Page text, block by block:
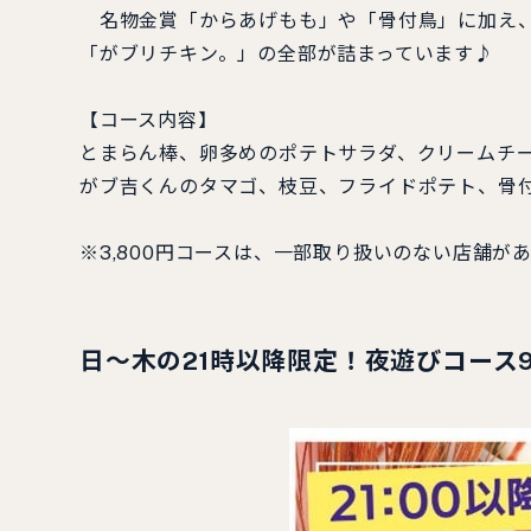
名物金賞「からあげもも」や「骨付鳥」に加え
「がブリチキン。」の全部が詰まっています♪
【コース内容】
とまらん棒、卵多めのポテトサラダ、クリーム
がブ吉くんのタマゴ、枝豆、フライドポテト、
※3,800円コースは、一部取り扱いのない店舗が
日～木の21時以降限定！夜遊びコー